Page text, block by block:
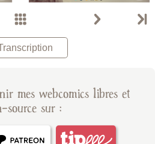
mes webcomics libres et
source sur :